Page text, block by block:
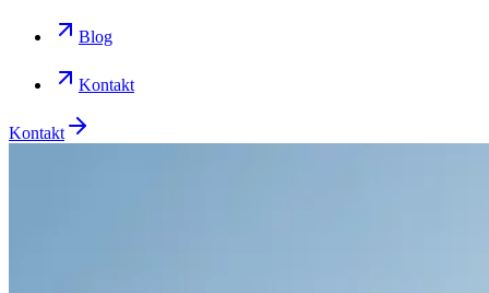
Blog
Kontakt
Kontakt